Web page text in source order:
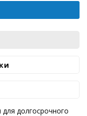
долгосрочного